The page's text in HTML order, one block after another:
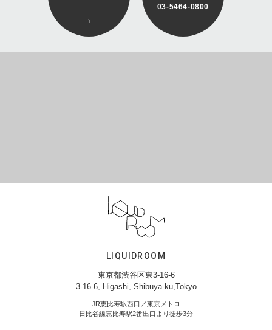
03-5464-0800
LIQUIDROOM
東京都渋谷区東3-16-6
3-16-6, Higashi, Shibuya-ku,Tokyo
JR恵比寿駅西口／東京メトロ
日比谷線恵比寿駅2番出口より徒歩3分